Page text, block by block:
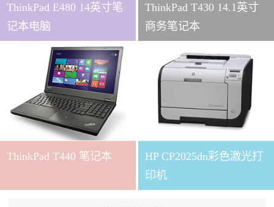
ThinkPad E480 14英寸笔
记本电脑
ThinkPad T430 14.1英寸
商务笔记本
ThinkPad T440 笔记本
HP CP2025dn彩色激光打
印机